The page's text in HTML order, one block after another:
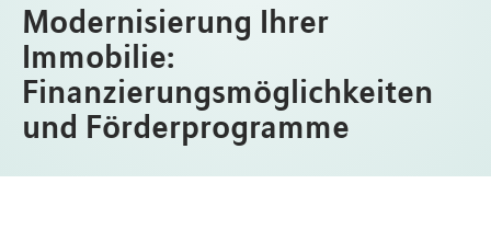
Modernisierung Ihrer
Immobilie:
Finanzierungsmöglichkeiten
und Förderprogramme